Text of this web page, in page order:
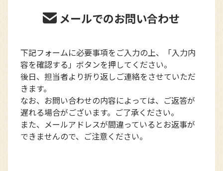
メールでのお問い合わせ
下記フォームに必要事項をご入力の上、「入力内
容を確認する」ボタンを押してください。
後日、担当者より折り返しご連絡をさせていただ
きます。
なお、お問い合わせの内容によっては、ご返答が
遅れる場合がございます。ご了承ください。
また、メールアドレスが間違っているとお返事が
できませんので、ご注意ください。